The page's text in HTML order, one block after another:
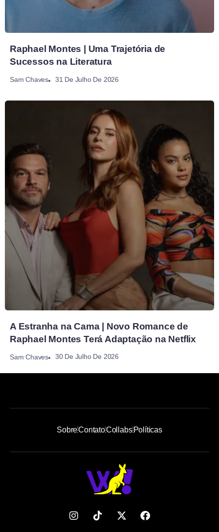
Raphael Montes | Uma Trajetória de
Sucessos na Literatura
Sam Chaves 31 De Julho De 2026
A Estranha na Cama | Novo Romance de
Raphael Montes Terá Adaptação na Netflix
Sam Chaves 30 De Julho De 2026
SobreContatoCollabsPolíticas